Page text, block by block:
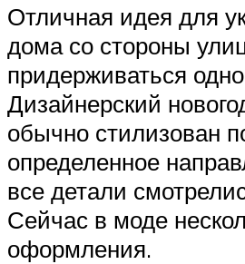
Отличная идея для
дома со стороны
придерживаться
Дизайнерский
обычно стилизован
определенное
все детали
Сейчас в моде
оформления.